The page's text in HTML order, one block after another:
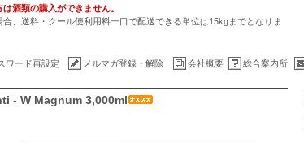
酒類の購入ができません。
、送料・クール便利用料一口で配送できる単位は15kgまでとなりま
ワード再設定 メルマガ登録・解除 会社概要 総合案内所
- W Magnum 3,000ml